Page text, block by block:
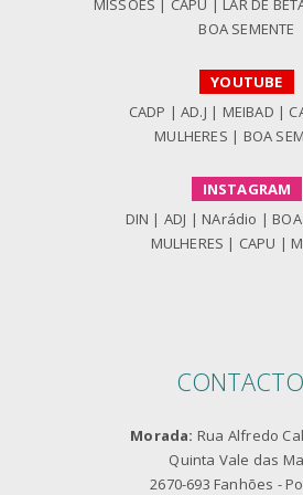
MISSÕES CAPU LAR DE
BOA SEMENTE
YOUTUBE
CADP |AD.J | MEIBAD |
MULHERES | BOA
INSTAGRAM
DIN | ADJ | NArádio |
MULHERES | CAPU |
Morada: Rua Alfredo
Quinta Vale das
2670-693 Fanhões -